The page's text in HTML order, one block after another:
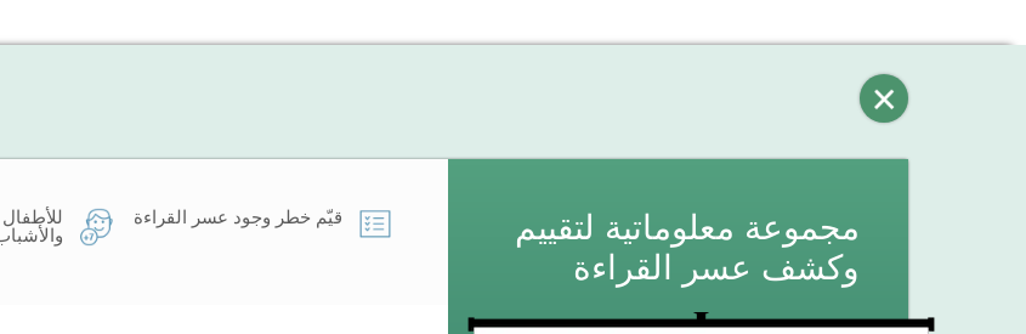
مجموعة معلوماتية لتقييم
وكشف عسر القراءة
قيّم خطر وجود عسر القراءة